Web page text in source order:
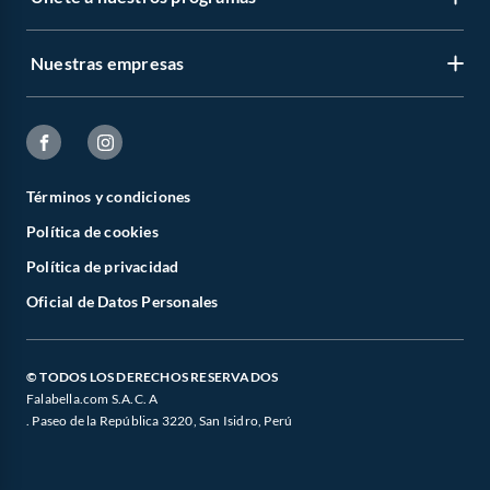
Nuestras empresas
Términos y condiciones
Política de cookies
Política de privacidad
Oficial de Datos Personales
© TODOS LOS DERECHOS RESERVADOS
Falabella.com S.A.C. A
. Paseo de la República 3220, San Isidro, Perú